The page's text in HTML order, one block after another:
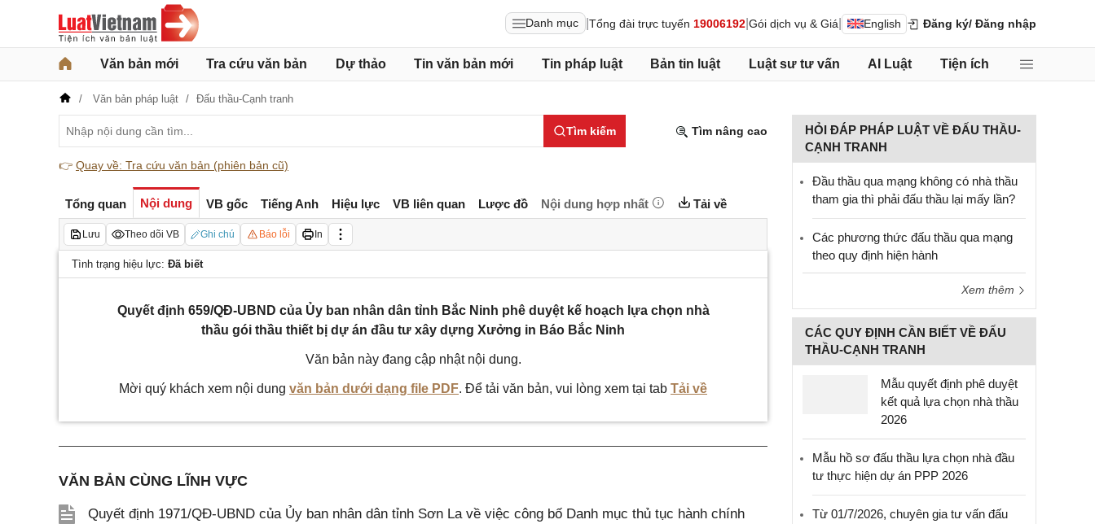
Danh mục Tổng đài trực tuyến 19006192 Gói dịch vụ & Giá English Đăng ký/ Đăng nhập
Văn bản mới Tra cứu văn bản Dự thảo Tin văn bản mới Tin pháp luật Bản tin luật Luật sư tư vấn AI Luật Tiện ích
Văn bản pháp luật Đấu thầu-Cạnh tranh
Tìm kiếm Tìm nâng cao
👉 Quay về: Tra cứu văn bản (phiên bản cũ)
Tổng quan Nội dung VB gốc Tiếng Anh Hiệu lực VB liên quan Lược đồ Nội dung hợp nhất Tải về
Lưu Theo dõi VB Ghi chú Báo lỗi In
Tình trạng hiệu lực: Đã biết
Quyết định 659/QĐ-UBND của Ủy ban nhân dân tỉnh Bắc Ninh phê duyệt kế hoạch lựa chọn nhà
thầu gói thầu thiết bị dự án đầu tư xây dựng Xưởng in Báo Bắc Ninh
Văn bản này đang cập nhật nội dung.
Mời quý khách xem nội dung văn bản dưới dạng file PDF. Để tải văn bản, vui lòng xem tại tab Tải về
VĂN BẢN CÙNG LĨNH VỰC
Quyết định 1971/QĐ-UBND của Ủy ban nhân dân tỉnh Sơn La về việc công bố Danh mục thủ tục hành chính
HỎI ĐÁP PHÁP LUẬT VỀ ĐẤU THẦU-
CẠNH TRANH
Đầu thầu qua mạng không có nhà thầu
tham gia thì phải đấu thầu lại mấy lần?
Các phương thức đấu thầu qua mạng
theo quy định hiện hành
Xem thêm
CÁC QUY ĐỊNH CẦN BIẾT VỀ ĐẤU
THẦU-CẠNH TRANH
Mẫu quyết định phê duyệt
kết quả lựa chọn nhà thầu
2026
Mẫu hồ sơ đấu thầu lựa chọn nhà đầu
tư thực hiện dự án PPP 2026
Từ 01/7/2026, chuyên gia tư vấn đấu